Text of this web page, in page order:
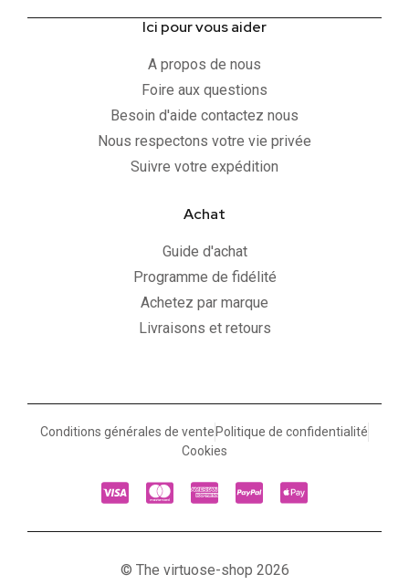
Ici pour vous aider
A propos de nous
Foire aux questions
Besoin d'aide contactez nous
Nous respectons votre vie privée
Suivre votre expédition
Achat
Guide d'achat
Programme de fidélité
Achetez par marque
Livraisons et retours
Conditions générales de vente Politique de confidentialité
Cookies
© The virtuose-shop 2026